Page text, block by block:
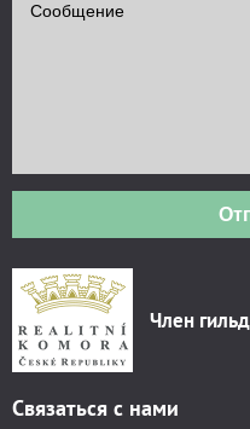
Член
Связаться с нами